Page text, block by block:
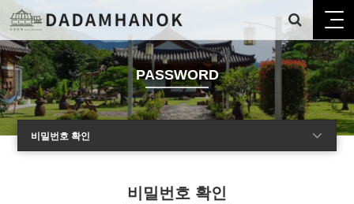
PASSWORD
비밀번호 확인
비밀번호 확인